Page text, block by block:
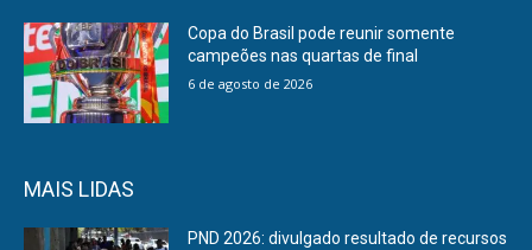
Copa do Brasil pode reunir somente
campeões nas quartas de final
6 de agosto de 2026
MAIS LIDAS
PND 2026: divulgado resultado de recursos